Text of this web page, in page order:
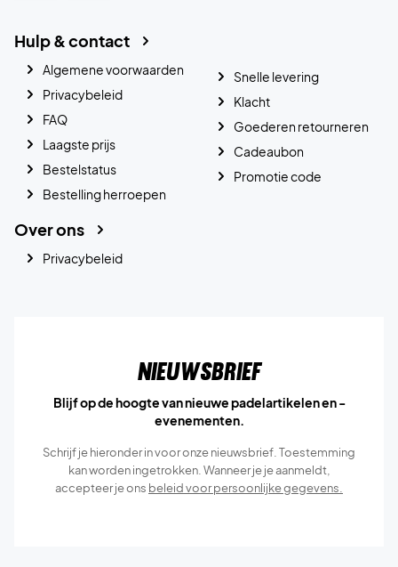
Hulp & contact
Algemene voorwaarden
Privacybeleid
FAQ
Laagste prijs
Bestelstatus
Bestelling herroepen
Snelle levering
Klacht
Goederen retourneren
Cadeaubon
Promotie code
Over ons
Privacybeleid
Nieuwsbrief
Blijf op de hoogte van nieuwe padelartikelen en -
evenementen.
Schrijf je hieronder in voor onze nieuwsbrief. Toestemming
kan worden ingetrokken. Wanneer je je aanmeldt,
accepteer je ons beleid voor persoonlijke gegevens.